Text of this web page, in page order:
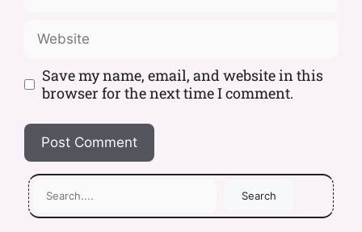
Save my name, email, and website in this
browser for the next time I comment.
Search